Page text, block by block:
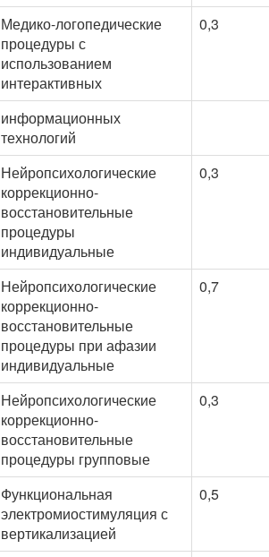
Медико-логопедические
процедуры с
использованием
интерактивных
0,3
информационных
технологий
Нейропсихологические
коррекционно-
восстановительные
процедуры
индивидуальные
0,3
Нейропсихологические
коррекционно-
восстановительные
процедуры при афазии
индивидуальные
0,7
Нейропсихологические
коррекционно-
восстановительные
процедуры групповые
0,3
Функциональная
электромиостимуляция с
вертикализацией
0,5